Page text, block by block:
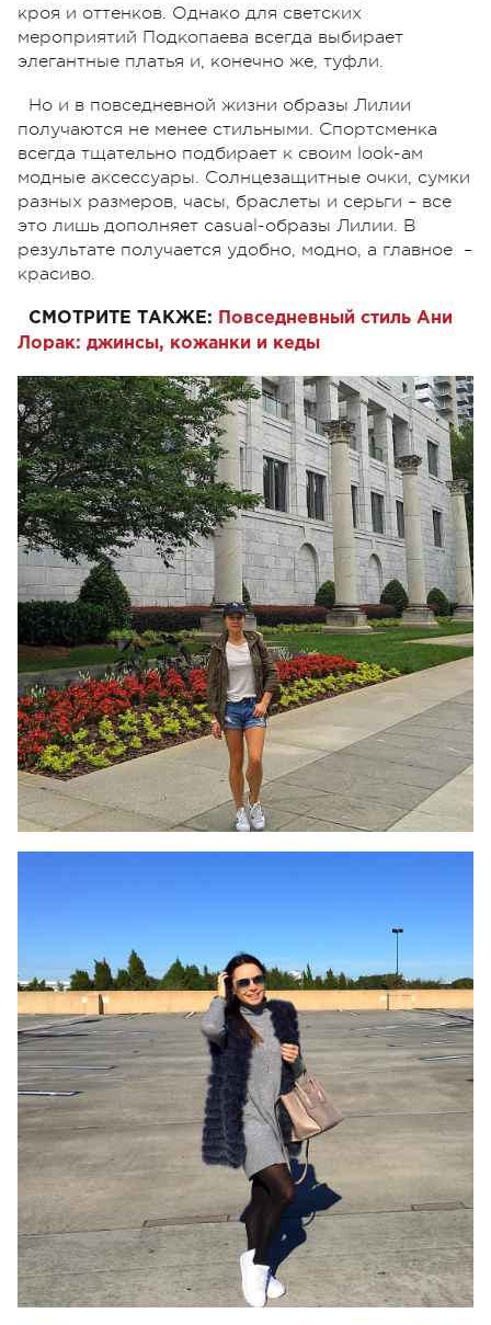
кроя и оттенков. Однако для светских
мероприятий Подкопаева всегда выбирает
элегантные платья и, конечно же, туфли.
Но и в повседневной жизни образы Лилии
получаются не менее стильными. Спортсменка
всегда тщательно подбирает к своим look-ам
модные аксессуары. Солнцезащитные очки, сумки
разных размеров, часы, браслеты и серьги – все
это лишь дополняет casual-образы Лилии. В
результате получается удобно, модно, а главное –
красиво.
СМОТРИТЕ ТАКЖЕ:
Повседневный стиль Ани
Лорак: джинсы, кожанки и кеды